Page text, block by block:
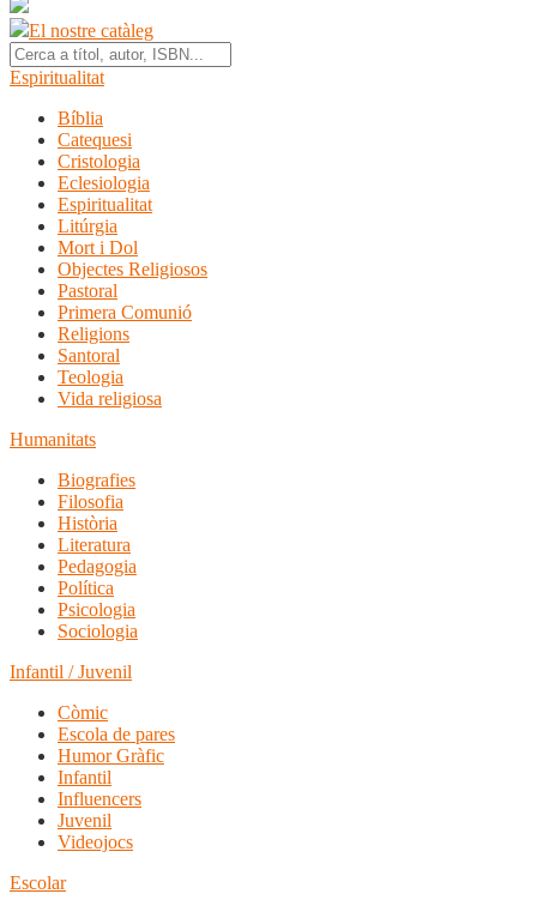
El nostre catàleg
Espiritualitat
Bíblia
Catequesi
Cristologia
Eclesiologia
Espiritualitat
Litúrgia
Mort i Dol
Objectes Religiosos
Pastoral
Primera Comunió
Religions
Santoral
Teologia
Vida religiosa
Humanitats
Biografies
Filosofia
Història
Literatura
Pedagogia
Política
Psicologia
Sociologia
Infantil / Juvenil
Còmic
Escola de pares
Humor Gràfic
Infantil
Influencers
Juvenil
Videojocs
Escolar